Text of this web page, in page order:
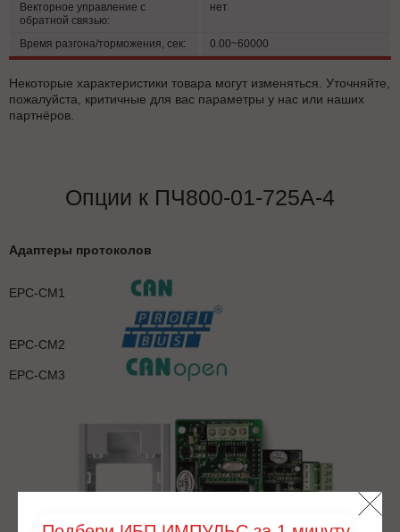
Векторное управление с
обратной связью:
нет
Время разгона/торможения, сек: 0.00~60000
Некоторые характеристики товара могут изменяться. Уточняйте,
пожалуйста, критичные для вас параметры у нас или наших
партнёров.
Опции к ПЧ800-01-725А-4
Адаптеры протоколов
EPC-CM1
EPC-CM2
EPC-CM3